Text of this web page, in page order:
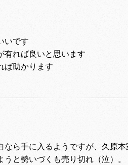
いです
有れば良いと思います
ば助かります
なら手に入るようですが、久原
と勢いづくも売り切れ（泣）。